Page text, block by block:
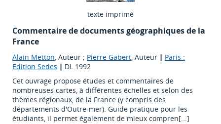
texte imprimé
Commentaire de documents géographiques de la
France
Alain Metton, Auteur ; Pierre Gabert, Auteur | Paris :
Edition Sedes | DL 1992
Cet ouvrage propose études et commentaires de
nombreuses cartes, à différentes échelles et selon des
thèmes régionaux, de la France (y compris des
départements d'Outre-mer). Guide pratique pour les
étudiants, il permet également de mieux compren[...]